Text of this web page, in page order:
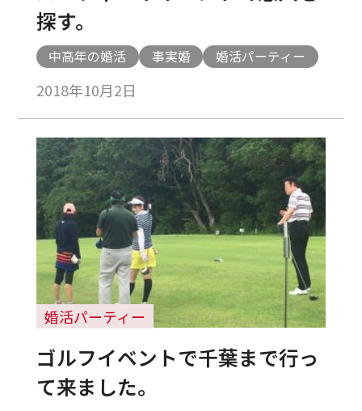
探す。
中高年の婚活 事実婚 婚活パーティー
2018年10月2日
婚活パーティー
ゴルフイベントで千葉まで行っ
て来ました。